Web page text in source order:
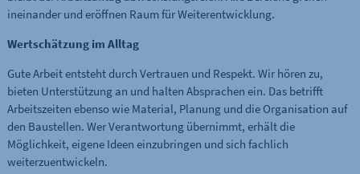
ineinander und eröffnen Raum für Weiterentwicklung.
Wertschätzung im Alltag
Gute Arbeit entsteht durch Vertrauen und Respekt. Wir hören zu,
bieten Unterstützung an und halten Absprachen ein. Das betrifft
Arbeitszeiten ebenso wie Material, Planung und die Organisation auf
den Baustellen. Wer Verantwortung übernimmt, erhält die
Möglichkeit, eigene Ideen einzubringen und sich fachlich
weiterzuentwickeln.